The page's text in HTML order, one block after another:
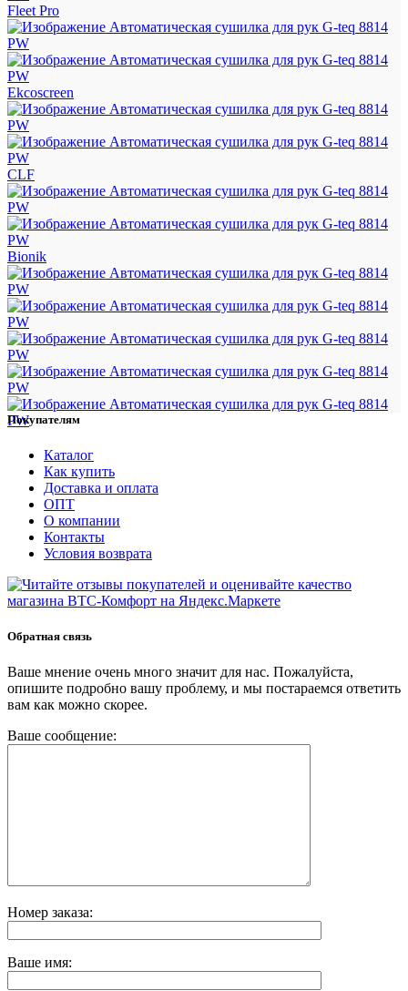
Fleet Pro
Ekcoscreen
CLF
Bionik
Покупателям
Каталог
Как купить
Доставка и оплата
ОПТ
О компании
Контакты
Условия возврата
Обратная связь
Ваше мнение очень много значит для нас. Пожалуйста,
опишите подробно вашу проблему, и мы постараемся ответить
вам как можно скорее.
Ваше сообщение:
Номер заказа:
Ваше имя: